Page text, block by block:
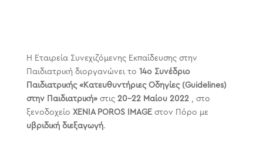
Η Εταιρεία Συνεχιζόμενης Εκπαίδευσης στην
Παιδιατρική διοργανώνει το 14ο Συνέδριο
Παιδιατρικής «Κατευθυντήριες Οδηγίες (Guidelines)
στην Παιδιατρική»στις 20-22 Μαίου 2022, στο
ξενοδοχείο XENIA POROS IMAGEστον Πόρο με
υβριδική διεξαγωγή.